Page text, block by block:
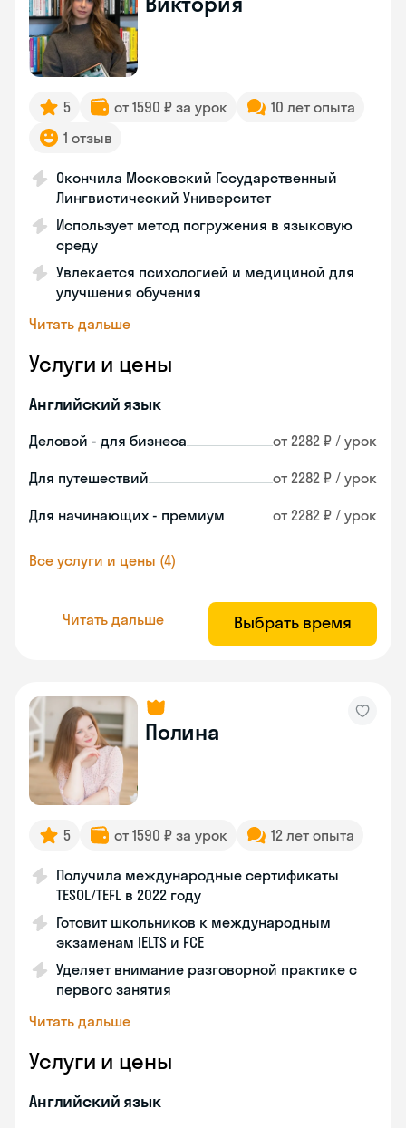
5 от 1590 ₽ за урок
10 лет опыта
1 отзыв
Окончила Московский Государственный
Лингвистический Университет
Использует метод погружения в языковую
среду
Увлекается психологией и медициной для
улучшения обучения
Читать дальше
Услуги и цены
Английский язык
Деловой - для бизнеса от 2282 ₽ / урок
Для путешествий от 2282 ₽ / урок
Для начинающих - премиум от 2282 ₽ / урок
Все услуги и цены (4)
Читать дальше Выбрать время
Полина
5 от 1590 ₽ за урок 12 лет опыта
Получила международные сертификаты
TESOL/TEFL в 2022 году
Готовит школьников к международным
экзаменам IELTS и FCE
Уделяет внимание разговорной практике с
первого занятия
Читать дальше
Услуги и цены
Английский язык